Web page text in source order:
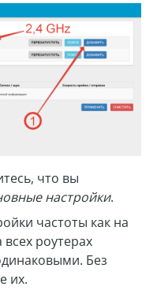
что вы
настройки.
частоты как на
роутерах
Без
их.